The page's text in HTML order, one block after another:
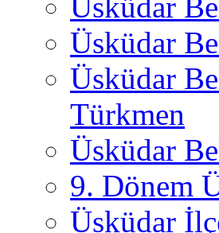
Üsküdar
Üsküdar
Üsküdar
Türkmen
Üsküdar
9. Dönem
Üsküdar